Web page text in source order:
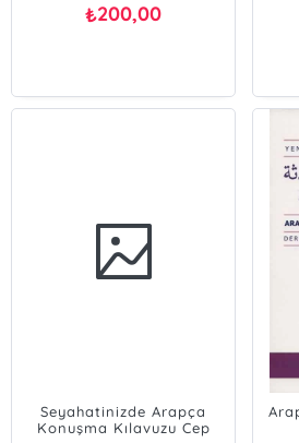
₺200,00
Seyahatinizde Arapça
Konuşma Kılavuzu Cep